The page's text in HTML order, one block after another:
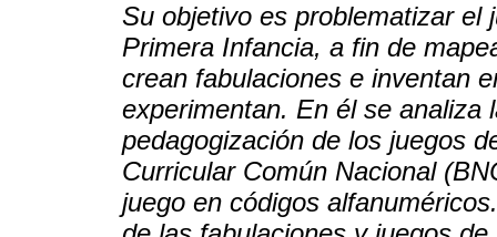
Su objetivo es problematizar el
Primera Infancia, a fin de
crean fabulaciones e inventan
experimentan. En él se analiza
pedagogización de los juegos
Curricular Común Nacional
juego en códigos